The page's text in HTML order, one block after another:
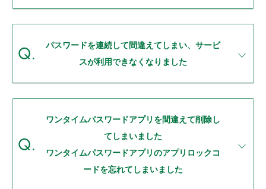
セキュリティ
使い方
困った時は
パスワードを連続して間違えてしまい、サービ
スが利用できなくなりました
ワンタイムパスワードアプリを間違えて削除し
てしまいました
ワンタイムパスワードアプリのアプリロックコ
ードを忘れてしまいました